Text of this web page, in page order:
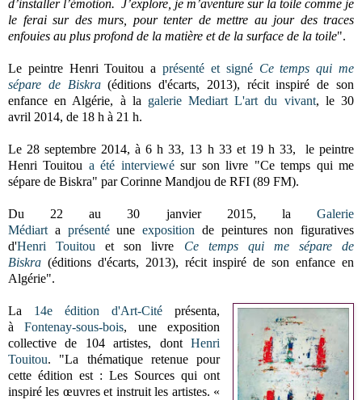
d’installer l’émotion. J’explore, je m’aventure sur la toile comme je
le ferai sur des murs, pour tenter de mettre au jour des traces
enfouies au plus profond de la matière et de la surface de la toile".
Le peintre Henri Touitou aprésenté et signé Ce temps qui me
sépare de Biskra(éditions d'écarts, 2013), récit inspiré de son
enfance en Algérie, à la galerie Mediart L'art du vivant, le 30
avril 2014, de 18 h à 21 h.
Le 28 septembre 2014, à 6 h 33, 13 h 33 et 19 h 33,
le peintre
Henri Touitou a été interviewésur son livre "Ce temps qui me
sépare de Biskra" par Corinne Mandjou de RFI (89 FM).
Du 22 au 30 janvier 2015, la Galerie
Médiarta présentéune exposition de peintures non figuratives
d'Henri Touitou et son livre Ce temps qui me sépare de
Biskra (éditions d'écarts, 2013), récit inspiré de son enfance en
Algérie".
La 14e édition d'Art-Cité présenta,
àFontenay-sous-bois, une exposition
collective de 104 artistes, dontHenri
Touitou. "La thématique retenue pour
cette édition est : Les Sources qui ont
inspiré les œuvres et instruit les artistes. «